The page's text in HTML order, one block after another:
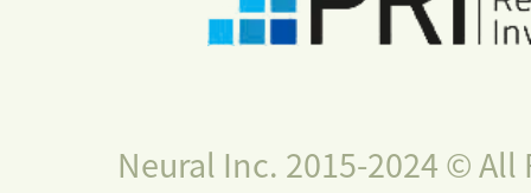
Neural Inc. 2015-2024 © All